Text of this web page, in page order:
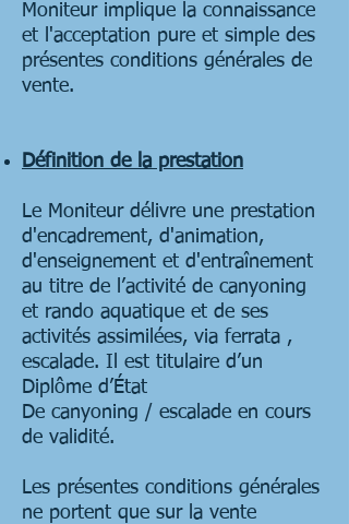
Moniteur implique la connaissance
et l'acceptation pure et simple des
présentes conditions générales de
vente.
Définition de la prestation
Le Moniteur délivre une prestation
d'encadrement, d'animation,
d'enseignement et d'entraînement
au titre de l’activité de canyoning
et rando aquatique et de ses
activités assimilées, via ferrata ,
escalade. Il est titulaire d’un
Diplôme d’État
De canyoning / escalade en cours
de validité.
Les présentes conditions générales
ne portent que sur la vente